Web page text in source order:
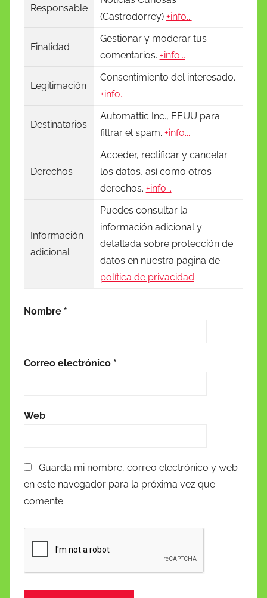
Responsable
(Castrodorrey) +info...
Finalidad
Gestionar y moderar tus
comentarios. +info...
Legitimación
Consentimiento del interesado.
+info...
Destinatarios
Automattic Inc., EEUU para
filtrar el spam. +info...
Derechos
Acceder, rectificar y cancelar
los datos, así como otros
derechos. +info...
Información
adicional
Puedes consultar la
información adicional y
detallada sobre protección de
datos en nuestra página de
política de privacidad.
Nombre *
Correo electrónico *
Web
Guarda mi nombre, correo electrónico y web
en este navegador para la próxima vez que
comente.